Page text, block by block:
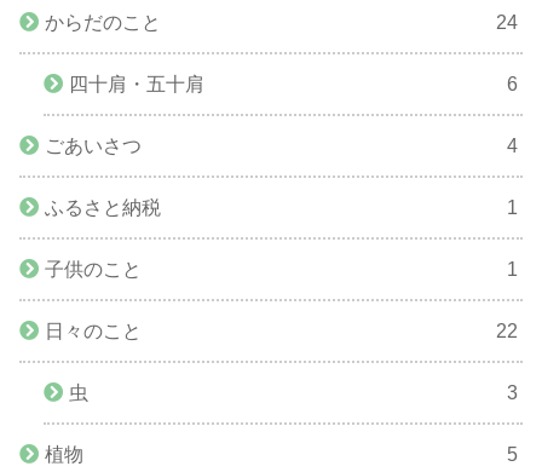
からだのこと 24
四十肩・五十肩 6
ごあいさつ 4
ふるさと納税 1
子供のこと 1
日々のこと 22
虫 3
植物 5